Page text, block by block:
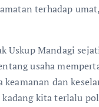
terhadap
Uskup Mandagi
usaha
keamanan dan
kita terlalu